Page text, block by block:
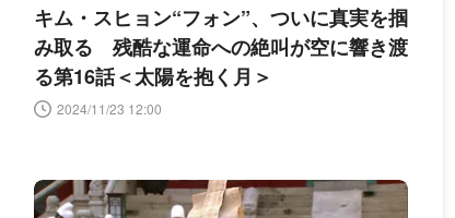
キム・スヒョン“フォン”、ついに真実を掴
み取る 残酷な運命への絶叫が空に響き渡
る第16話＜太陽を抱く月＞
2024/11/23 12:00